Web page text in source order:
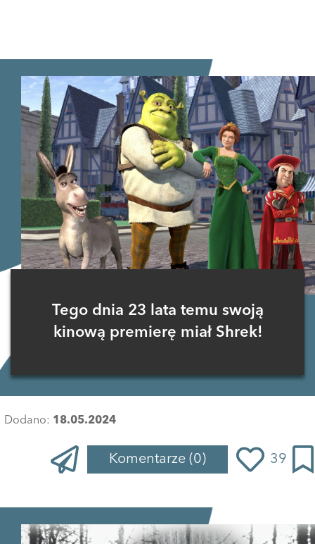
Tego dnia 23 lata temu swoją
kinową premierę miał Shrek!
Dodano: 18.05.2024
Komentarze (0) 39